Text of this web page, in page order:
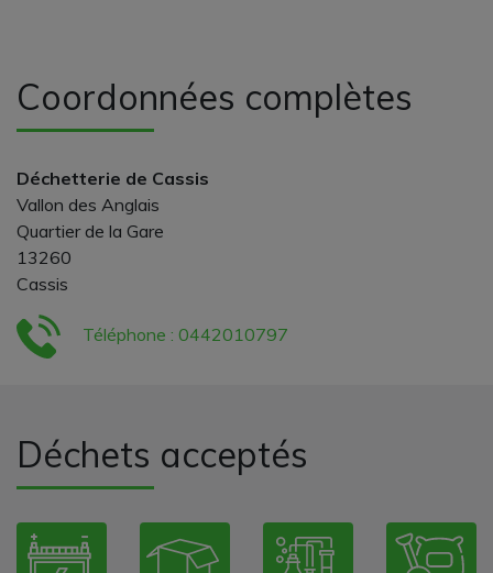
Coordonnées complètes
Déchetterie de Cassis
Vallon des Anglais
Quartier de la Gare
13260
Cassis
Téléphone : 0442010797
Déchets acceptés